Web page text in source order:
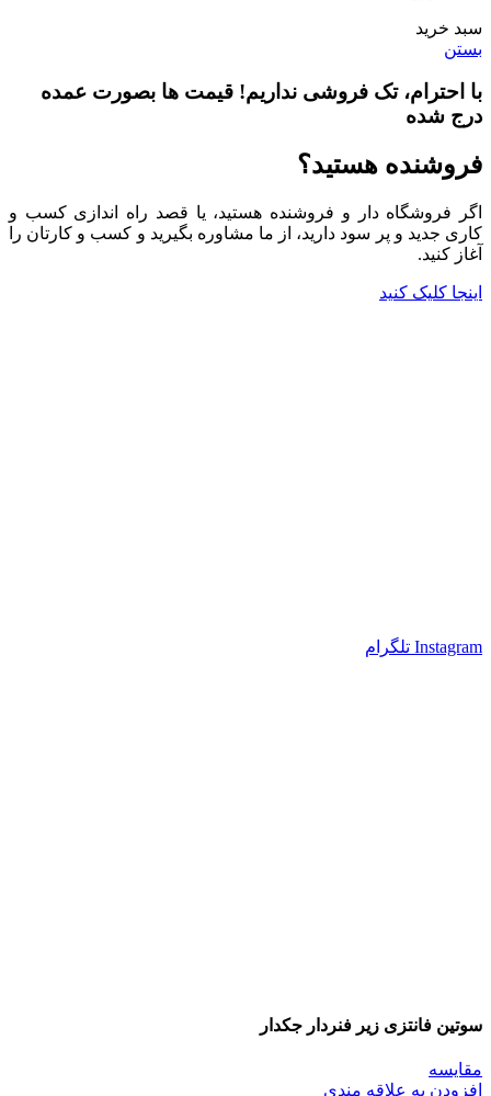
سبد خرید
بستن
با احترام، تک فروشی نداریم! قیمت ها بصورت عمده
درج شده
فروشنده هستید؟
اگر فروشگاه دار و فروشنده هستید، یا قصد راه اندازی کسب و
کاری جدید و پر سود دارید، از ما مشاوره بگیرید و کسب و کارتان را
آغاز کنید.
اینجا کلیک کنید
Instagram تلگرام
سوتین فانتزی زیر فنردار جکدار
مقایسه
افزودن به علاقه مندی